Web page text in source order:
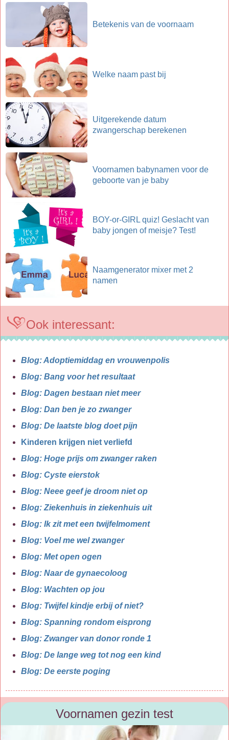
Betekenis van de voornaam
Welke naam past bij
Uitgerekende datum
zwangerschap berekenen
Voornamen babynamen voor de
geboorte van je baby
BOY-or-GIRL quiz! Geslacht van
baby jongen of meisje? Test!
Naamgenerator mixer met 2
namen
Ook interessant:
Blog: Adoptiemiddag en vrouwenpolis
Blog: Bang voor het resultaat
Blog: Dagen bestaan niet meer
Blog: Dan ben je zo zwanger
Blog: De laatste blog doet pijn
Kinderen krijgen niet verliefd
Blog: Hoge prijs om zwanger raken
Blog: Cyste eierstok
Blog: Neee geef je droom niet op
Blog: Ziekenhuis in ziekenhuis uit
Blog: Ik zit met een twijfelmoment
Blog: Voel me wel zwanger
Blog: Met open ogen
Blog: Naar de gynaecoloog
Blog: Wachten op jou
Blog: Twijfel kindje erbij of niet?
Blog: Spanning rondom eisprong
Blog: Zwanger van donor ronde 1
Blog: De lange weg tot nog een kind
Blog: De eerste poging
Voornamen gezin test